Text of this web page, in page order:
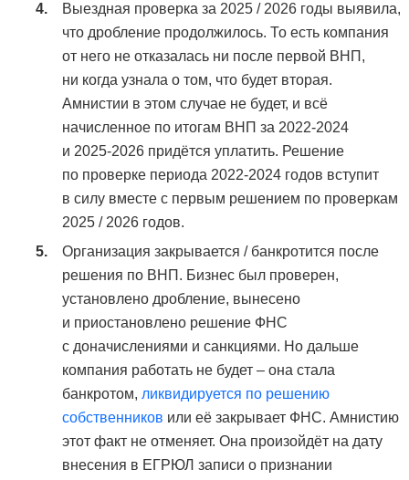
Выездная проверка за 2025 / 2026 годы выявила,
что дробление продолжилось. То есть компания
от него не отказалась ни после первой ВНП,
ни когда узнала о том, что будет вторая.
Амнистии в этом случае не будет, и всё
начисленное по итогам ВНП за 2022-2024
и 2025-2026 придётся уплатить. Решение
по проверке периода 2022-2024 годов вступит
в силу вместе с первым решением по проверкам
2025 / 2026 годов.
Организация закрывается / банкротится после
решения по ВНП. Бизнес был проверен,
установлено дробление, вынесено
и приостановлено решение ФНС
с доначислениями и санкциями. Но дальше
компания работать не будет – она стала
банкротом, ликвидируется по решению
собственников или её закрывает ФНС. Амнистию
этот факт не отменяет. Она произойдёт на дату
внесения в ЕГРЮЛ записи о признании